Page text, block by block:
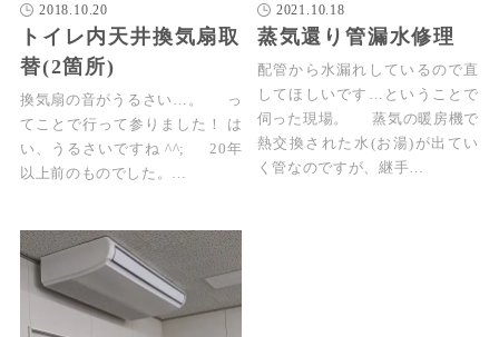
2018.10.20
トイレ内天井換気扇取
替(2箇所)
換気扇の音がうるさい…。 っ
てことで行って参りました！ は
い、うるさいですね ^^; 20年
以上前のものでした。…
2021.10.18
蒸気還り管漏水修理
配管から水漏れしているので直
してほしいです…ということで
伺った現場。 蒸気の暖房機で
熱交換された水(お湯)が出てい
く管なのですが、継手…